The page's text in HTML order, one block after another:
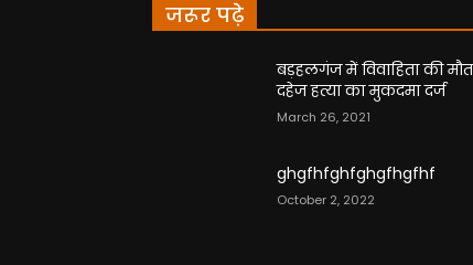
जरूर पढ़े
बड़हलगंज में विवाहिता की
दहेज हत्या का मुकदमा दर्ज
March 26, 2021
ghgfhfghfghgfhgfhf
October 2, 2022